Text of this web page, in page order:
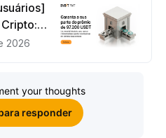
e
2026
your thoughts
responder